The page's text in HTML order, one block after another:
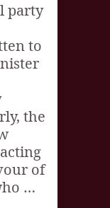
party
to
the
of
…